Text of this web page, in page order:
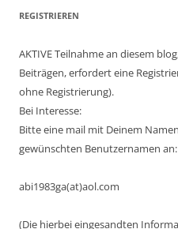
REGISTRIEREN
AKTIVE Teilnahme an diesem
Beiträgen, erfordert eine
ohne Registrierung).
Bei Interesse:
Bitte eine mail mit Deinem
gewünschten Benutzernamen an:
abi1983ga(at)aol.com
(Die hierbei eingesandten